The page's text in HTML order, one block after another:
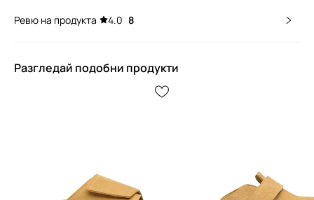
Ревю на продукта 4.0 8
Разгледай подобни продукти